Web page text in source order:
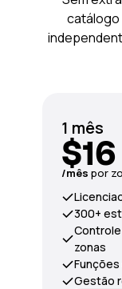
1 mês
$16
/mês por
300+
zonas
Gestão
catálogo